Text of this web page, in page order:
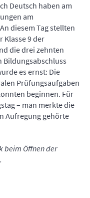
Deutsch haben am
am
diesem Tag stellten
Klasse 9 der
die drei zehnten
Bildungsabschluss
es ernst: Die
Prüfungsaufgaben
beginnen. Für
– man merkte die
Aufregung gehörte
beim Öffnen der